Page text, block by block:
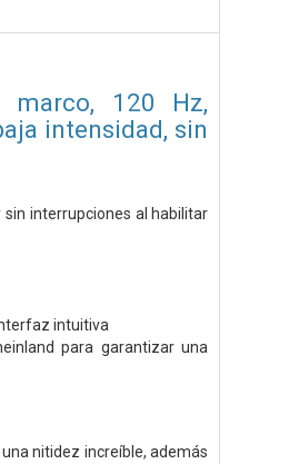
marco, 120 Hz,
intensidad, sin
interrupciones al habilitar
intuitiva
para garantizar una
nitidez increíble, además